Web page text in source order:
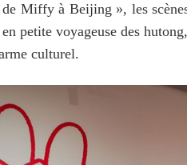
Miffy à Beijing », les
petite voyageuse des
culturel.